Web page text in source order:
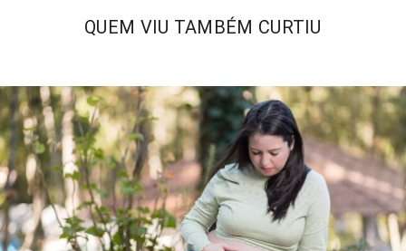
QUEM VIU TAMBÉM CURTIU